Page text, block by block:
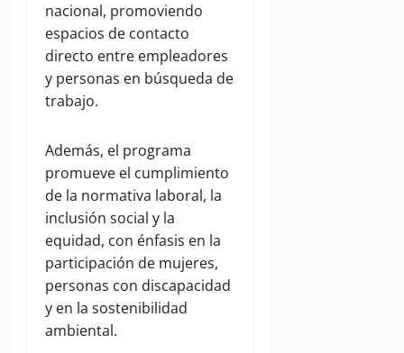
nacional, promoviendo
espacios de contacto
directo entre empleadores
y personas en búsqueda de
trabajo.
Además, el programa
promueve el cumplimiento
de la normativa laboral, la
inclusión social y la
equidad, con énfasis en la
participación de mujeres,
personas con discapacidad
y en la sostenibilidad
ambiental.